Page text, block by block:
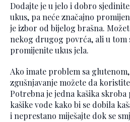
Dodajte je u jelo i dobro
ukus, pa neće značajno
je izbor od bijelog brašna.
nekog drugog povrća, ali u tom
promijenite ukus jela.
Ako imate problem sa
zgušnjavanje možete da
Potrebna je jedna kašika skroba
kašike vode kako bi se dobila
i neprestano miješajte dok se